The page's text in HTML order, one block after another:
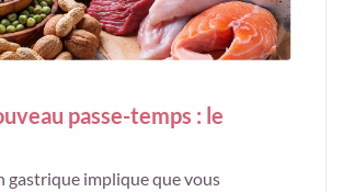
passe-temps : le
gastrique implique que vous